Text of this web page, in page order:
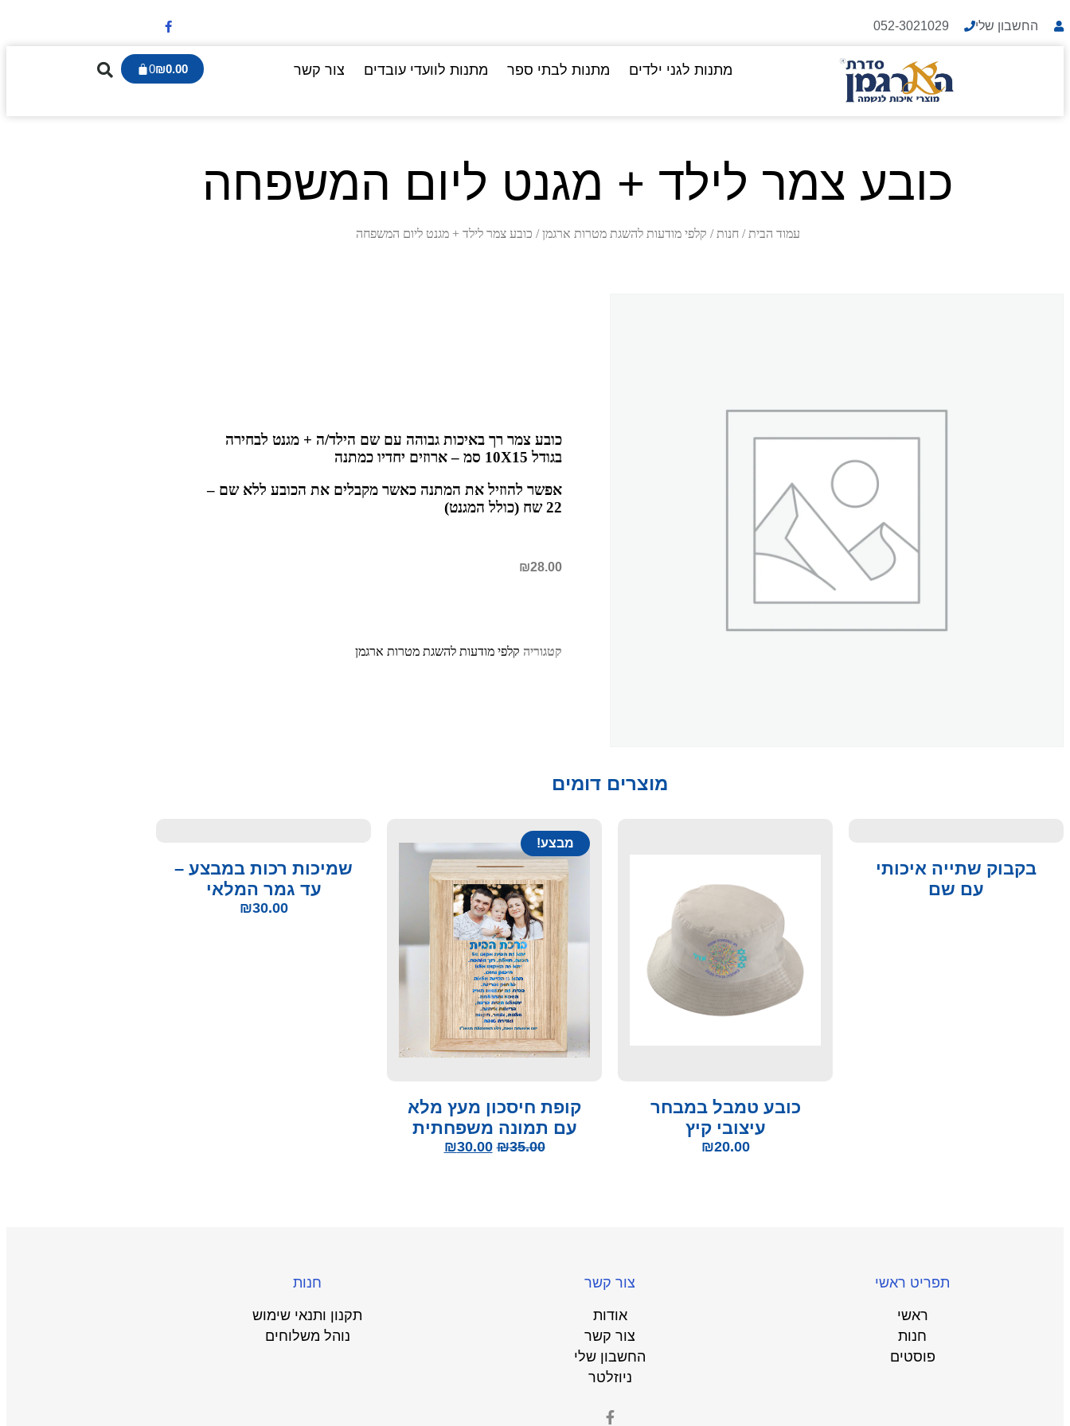
החשבון שלי 052-3021029
מתנות לגני ילדים מתנות לבתי ספר מתנות לוועדי עובדים צור קשר ₪0.00
0
כובע צמר לילד + מגנט ליום המשפחה
עמוד הבית / חנות / קלפי מודעות להשגת מטרות ארגמן/ כובע צמר לילד + מגנט ליום המשפחה
כובע צמר רך באיכות גבוהה עם שם הילד/ה + מגנט לבחירה
בגודל 10X15 סמ – ארוזים יחדיו כמתנה
אפשר להוזיל את המתנה כאשר מקבלים את הכובע ללא שם –
22 שח (כולל המגנט)
₪28.00
קטגוריה קלפי מודעות להשגת מטרות ארגמן
מוצרים דומים
בקבוק שתייה איכותי
עם שם
כובע טמבל במבחר
עיצובי קיץ
₪20.00
מבצע!
קופת חיסכון מעץ מלא
עם תמונה משפחתית
₪35.00
₪30.00
שמיכות רכות במבצע –
עד גמר המלאי
₪30.00
תפריט ראשי
ראשי
חנות
פוסטים
צור קשר
אודות
צור קשר
החשבון שלי
ניוזלטר
חנות
תקנון ותנאי שימוש
נוהל משלוחים